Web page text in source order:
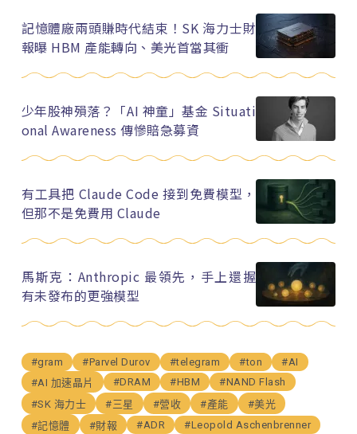
記憶體廠兩頭賺時代結束！SK 海力士財
報曝 HBM 產能轉向、美光首當其衝
少年股神殞落？「AI 神童」基金 Situati
onal Awareness 傳慘賠急募資
有工具把 Claude Code 接到免費模型，
但那不是免費用 Claude
馬斯克：Anthropic 最領先，手上還握
有未發布的更強模型
#gram #Parvel Durov #telegram #ton
#AI
#AI 加速晶片
#DRAM #HBM
#NAND Flash
#SK 海力士
#三星 #營收 #產能
#美光
#記憶體
#財報 #ADR
#Leopold Aschenbrenner